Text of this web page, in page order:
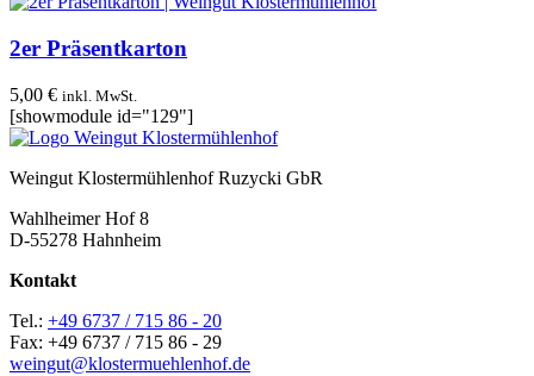
2er Präsentkarton
5,00 € inkl. MwSt.
[showmodule id="129"]
Weingut Klostermühlenhof Ruzycki GbR
Wahlheimer Hof 8
D-55278 Hahnheim
Kontakt
Tel.: +49 6737 / 715 86 - 20
Fax: +49 6737 / 715 86 - 29
weingut@klostermuehlenhof.de